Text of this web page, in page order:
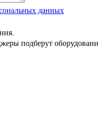
данных
подберут